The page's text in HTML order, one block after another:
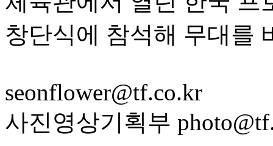
창단식에 참석해 무대를
seonflower@tf.co.kr
사진영상기획부